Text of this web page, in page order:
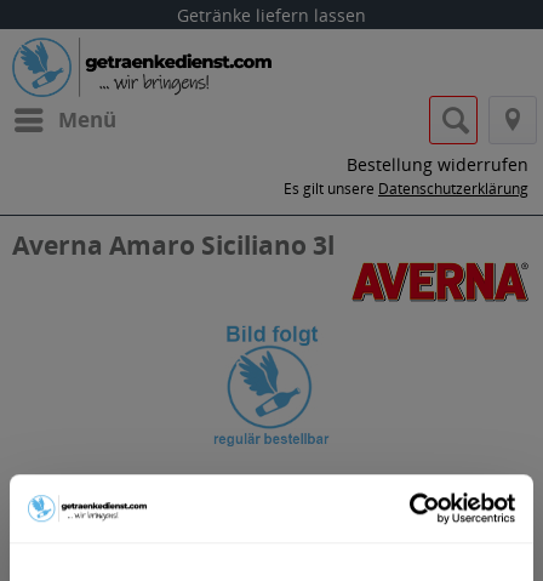
Getränke liefern lassen
Menü
Bestellung widerrufen
Es gilt unsere Datenschutzerklärung
Averna Amaro Siciliano 3l